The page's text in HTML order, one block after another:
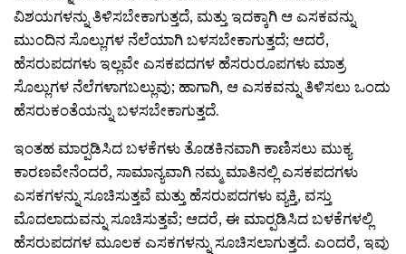
ವಿಶಯಗಳನ್ನು ತಿಳಿಸಬೇಕಾಗುತ್ತದೆ, ಮತ್ತು ಇದಕ್ಕಾಗಿ ಆ ಎಸಕವನ್ನು
ಮುಂದಿನ ಸೊಲ್ಲುಗಳ ನೆಲೆಯಾಗಿ ಬಳಸಬೇಕಾಗುತ್ತದೆ; ಆದರೆ,
ಹೆಸರುಪದಗಳು ಇಲ್ಲವೇ ಎಸಕಪದಗಳ ಹೆಸರುರೂಪಗಳು ಮಾತ್ರ
ಸೊಲ್ಲುಗಳ ನೆಲೆಗಳಾಗಬಲ್ಲುವು; ಹಾಗಾಗಿ, ಆ ಎಸಕವನ್ನು ತಿಳಿಸಲು ಒಂದು
ಹೆಸರುಕಂತೆಯನ್ನು ಬಳಸಬೇಕಾಗುತ್ತದೆ.
ಇಂತಹ ಮಾರ‍್ಪಡಿಸಿದ ಬಳಕೆಗಳು ತೊಡಕಿನವಾಗಿ ಕಾಣಿಸಲು ಮುಕ್ಯ
ಕಾರಣವೇನೆಂದರೆ, ಸಾಮಾನ್ಯವಾಗಿ ನಮ್ಮ ಮಾತಿನಲ್ಲಿ ಎಸಕಪದಗಳು
ಎಸಕಗಳನ್ನು ಸೂಚಿಸುತ್ತವೆ ಮತ್ತು ಹೆಸರುಪದಗಳು ವ್ಯಕ್ತಿ, ವಸ್ತು
ಮೊದಲಾದುವನ್ನು ಸೂಚಿಸುತ್ತವೆ; ಆದರೆ, ಈ ಮಾರ‍್ಪಡಿಸಿದ ಬಳಕೆಗಳಲ್ಲಿ
ಹೆಸರುಪದಗಳ ಮೂಲಕ ಎಸಕಗಳನ್ನು ಸೂಚಿಸಲಾಗುತ್ತದೆ. ಎಂದರೆ, ಇವು